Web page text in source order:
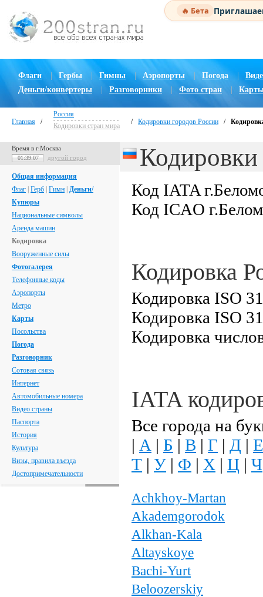
🔥 Бета
Флаги Гербы Гимны | Аэропорты Погода |
Деньги/конвертеры
Разговорники Фото стран
Главная /
Россия
Кодировки стран мира
/ Кодировки городов России /
Время в г.Москва
01:39:08 другой город
Общая информация
Флаг Герб Гимн Деньги/
Купюры
Национальные символы
Аренда машин
Кодировка
Вооруженные силы
Фотогалерея
Телефонные коды
Аэропорты
Метро
Карты
Посольства
Погода
Разговорник
Сотовая связь
Интернет
Автомобильные номера
Видео страны
Паспорта
История
Культура
Визы, правила въезда
Достопримечательности
Кодировки
Код IATA
Код ICAO
Кодировка
Кодировка ISO
Кодировка ISO
Кодировка
IATA
Все города на
| А | Б | В | Г | Д | Е
Т | У | Ф | Х | Ц | Ч
Achkhoy-Martan
Akademgorodok
Alkhan-Kala
Altayskoye
Bachi-Yurt
Beloozerskiy